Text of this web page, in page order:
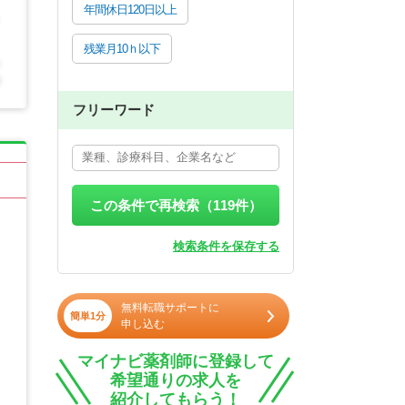
年間休日120日以上
残業月10ｈ以下
フリーワード
この条件で再検索（119件）
検索条件を保存する
簡単1分
無料転職サポートに
申し込む
マイナビ薬剤師に登録して
希望通りの求人を
紹介してもらう！